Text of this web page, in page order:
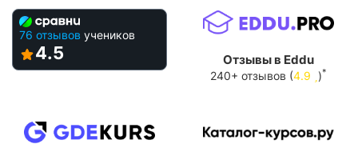
4.5
76 отзывов учеников
Отзывы в Eddu
240+ отзывов (4.9 )*